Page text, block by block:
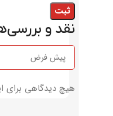
نقد و
هیچ دیدگاهی